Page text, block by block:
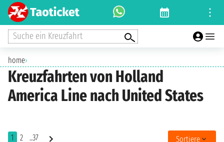
Suche ein Kreuzfahrt
home›
Kreuzfahrten von Holland
America Line nach United States
1 2 ..37 Sortiere